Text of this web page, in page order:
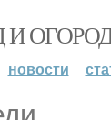
И
новости